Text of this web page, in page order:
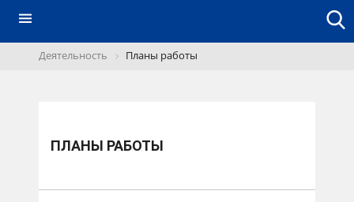
Деятельность Планы работы
ПЛАНЫ РАБОТЫ